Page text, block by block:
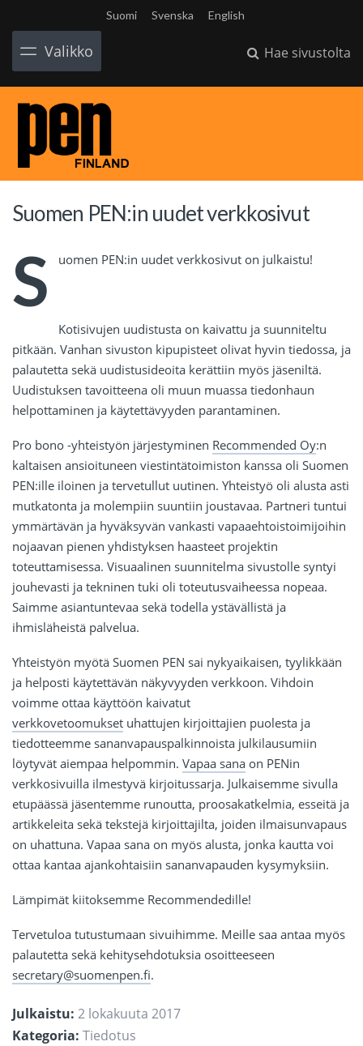
Suomi Svenska English
Valikko Hae sivustolta
Suomen PEN:in uudet verkkosivut
S uomen PEN:in uudet verkkosivut on julkaistu!
Kotisivujen uudistusta on kaivattu ja suunniteltu
pitkään. Vanhan sivuston kipupisteet olivat hyvin tiedossa, ja
palautetta sekä uudistusideoita kerättiin myös jäseniltä.
Uudistuksen tavoitteena oli muun muassa tiedonhaun
helpottaminen ja käytettävyyden parantaminen.
Pro bono -yhteistyön järjestyminen Recommended Oy:n
kaltaisen ansioituneen viestintätoimiston kanssa oli Suomen
PEN:ille iloinen ja tervetullut uutinen. Yhteistyö oli alusta asti
mutkatonta ja molempiin suuntiin joustavaa. Partneri tuntui
ymmärtävän ja hyväksyvän vankasti vapaaehtoistoimijoihin
nojaavan pienen yhdistyksen haasteet projektin
toteuttamisessa. Visuaalinen suunnitelma sivustolle syntyi
jouhevasti ja tekninen tuki oli toteutusvaiheessa nopeaa.
Saimme asiantuntevaa sekä todella ystävällistä ja
ihmisläheistä palvelua.
Yhteistyön myötä Suomen PEN sai nykyaikaisen, tyylikkään
ja helposti käytettävän näkyvyyden verkkoon. Vihdoin
voimme ottaa käyttöön kaivatut
verkkovetoomukset uhattujen kirjoittajien puolesta ja
tiedotteemme sananvapauspalkinnoista julkilausumiin
löytyvät aiempaa helpommin. Vapaa sana on PENin
verkkosivuilla ilmestyvä kirjoitussarja. Julkaisemme sivulla
etupäässä jäsentemme runoutta, proosakatkelmia, esseitä ja
artikkeleita sekä tekstejä kirjoittajilta, joiden ilmaisunvapaus
on uhattuna. Vapaa sana on myös alusta, jonka kautta voi
ottaa kantaa ajankohtaisiin sananvapauden kysymyksiin.
Lämpimät kiitoksemme Recommendedille!
Tervetuloa tutustumaan sivuihimme. Meille saa antaa myös
palautetta sekä kehitysehdotuksia osoitteeseen
secretary@suomenpen.fi.
Julkaistu: 2 lokakuuta 2017
Kategoria: Tiedotus